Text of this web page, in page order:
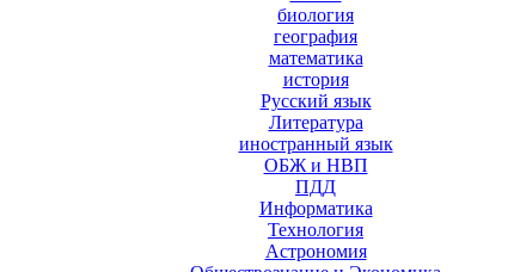
биология
география
математика
история
Русский язык
Литература
иностранный язык
ОБЖ и НВП
ПДД
Информатика
Технология
Астрономия